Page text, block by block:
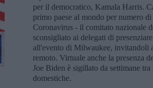
per il democratico, Kamala Harris.
primo paese al mondo per numero
Coronavirus - il comitato nazionale
sconsigliato ai delegati di
all'evento di Milwaukee, invitandoli
remoto. Virtuale anche la presenza
Joe Biden è sigillato da settimane tra
domestiche.